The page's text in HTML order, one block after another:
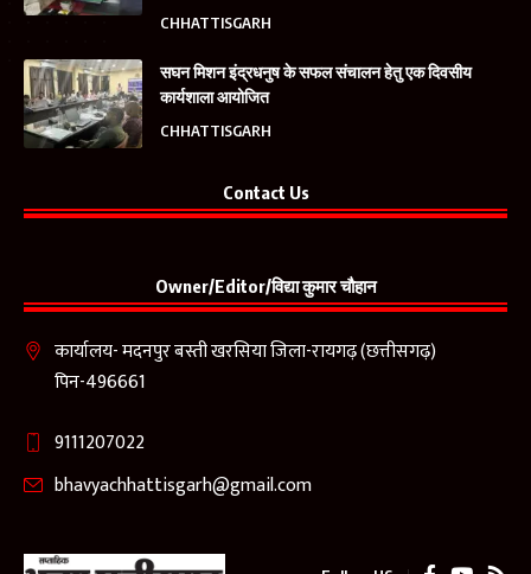
CHHATTISGARH
सघन मिशन इंद्रधनुष के सफल संचालन हेतु एक दिवसीय
कार्यशाला आयोजित
CHHATTISGARH
Contact Us
Owner/Editor/विद्या कुमार चौहान
कार्यालय- मदनपुर बस्ती खरसिया जिला-रायगढ़ (छत्तीसगढ़)
पिन-496661
9111207022
bhavyachhattisgarh@gmail.com